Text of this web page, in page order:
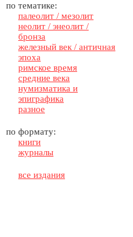
по тематике:
палеолит / мезолит
неолит / энеолит /
бронза
железный век / античная
эпоха
римское время
средние века
нумизматика и
эпиграфика
разное
по формату:
книги
журналы
все издания